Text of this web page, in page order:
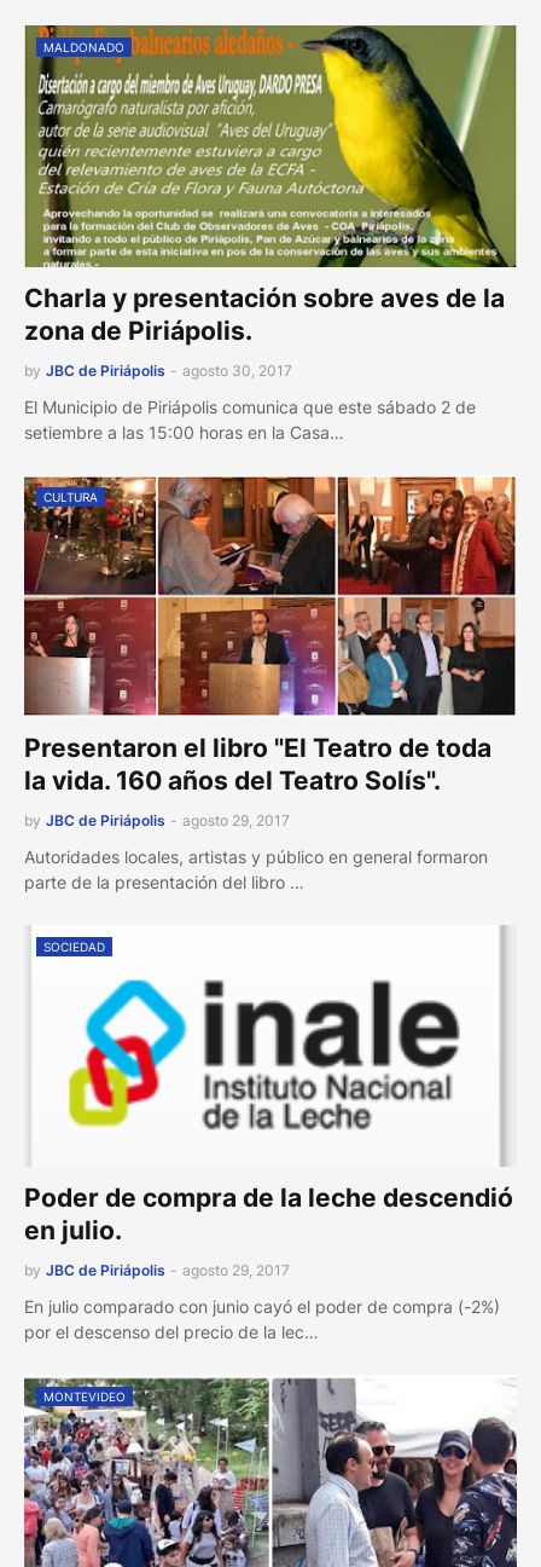
MALDONADO
Charla y presentación sobre aves de la
zona de Piriápolis.
by JBC de Piriápolis - agosto 30, 2017
El Municipio de Piriápolis comunica que este sábado 2 de
setiembre a las 15:00 horas en la Casa…
CULTURA
Presentaron el libro "El Teatro de toda
la vida. 160 años del Teatro Solís".
by JBC de Piriápolis - agosto 29, 2017
Autoridades locales, artistas y público en general formaron
parte de la presentación del libro …
SOCIEDAD
Poder de compra de la leche descendió
en julio.
by JBC de Piriápolis - agosto 29, 2017
En julio comparado con junio cayó el poder de compra (-2%)
por el descenso del precio de la lec…
MONTEVIDEO